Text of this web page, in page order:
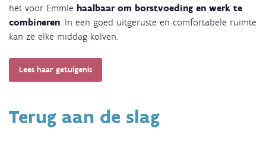
het voor Emmie haalbaar om borstvoeding en werk te
combineren. In een goed uitgeruste en comfortabele ruimte
kan ze elke middag kolven.
Lees haar getuigenis
Terug aan de slag